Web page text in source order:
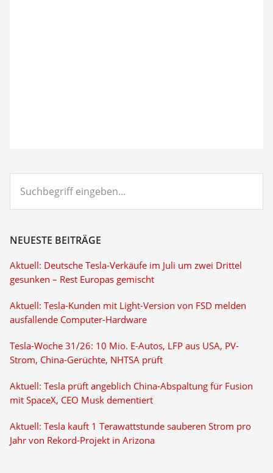
eingeben...
NEUESTE BEITRÄGE
Aktuell: Deutsche Tesla-Verkäufe im Juli um zwei Drittel
gesunken – Rest Europas gemischt
Aktuell: Tesla-Kunden mit Light-Version von FSD melden
ausfallende Computer-Hardware
Tesla-Woche 31/26: 10 Mio. E-Autos, LFP aus USA, PV-
Strom, China-Gerüchte, NHTSA prüft
Aktuell: Tesla prüft angeblich China-Abspaltung für Fusion
mit SpaceX, CEO Musk dementiert
Aktuell: Tesla kauft 1 Terawattstunde sauberen Strom pro
Jahr von Rekord-Projekt in Arizona